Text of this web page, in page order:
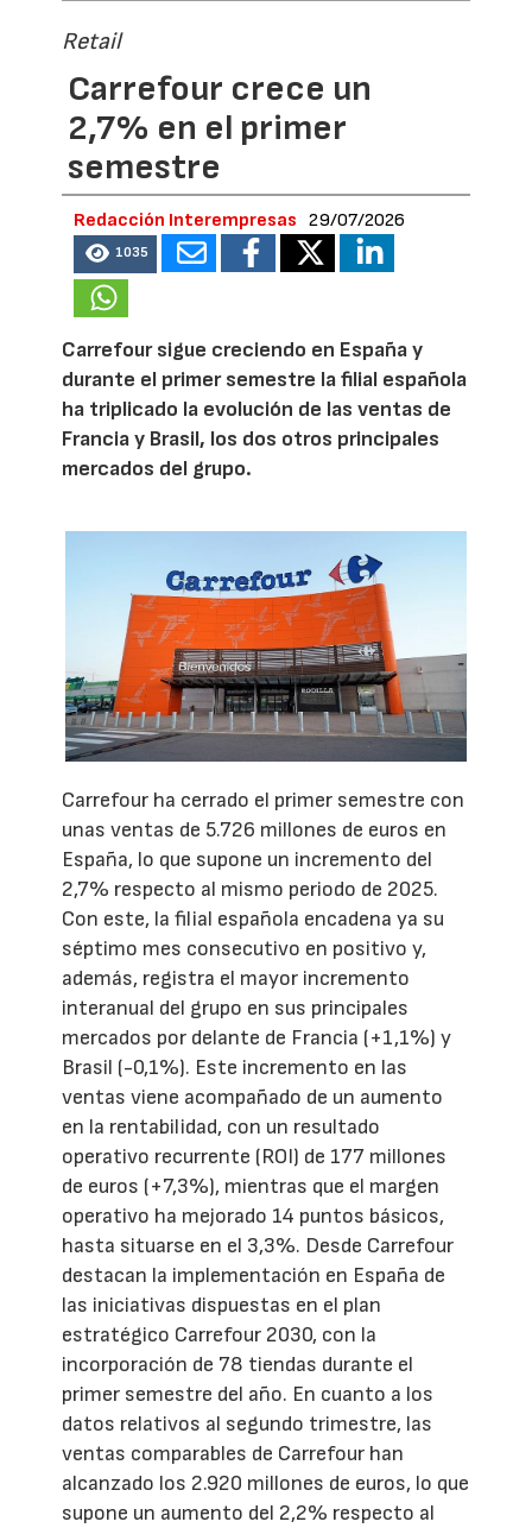
Retail
Carrefour crece un
2,7% en el primer
semestre
Redacción Interempresas 29/07/2026
1035
Carrefour sigue creciendo en España y
durante el primer semestre la filial española
ha triplicado la evolución de las ventas de
Francia y Brasil, los dos otros principales
mercados del grupo.
Carrefour ha cerrado el primer semestre con
unas ventas de 5.726 millones de euros en
España, lo que supone un incremento del
2,7% respecto al mismo periodo de 2025.
Con este, la filial española encadena ya su
séptimo mes consecutivo en positivo y,
además, registra el mayor incremento
interanual del grupo en sus principales
mercados por delante de Francia (+1,1%) y
Brasil (-0,1%). Este incremento en las
ventas viene acompañado de un aumento
en la rentabilidad, con un resultado
operativo recurrente (ROI) de 177 millones
de euros (+7,3%), mientras que el margen
operativo ha mejorado 14 puntos básicos,
hasta situarse en el 3,3%. Desde Carrefour
destacan la implementación en España de
las iniciativas dispuestas en el plan
estratégico Carrefour 2030, con la
incorporación de 78 tiendas durante el
primer semestre del año. En cuanto a los
datos relativos al segundo trimestre, las
ventas comparables de Carrefour han
alcanzado los 2.920 millones de euros, lo que
supone un aumento del 2,2% respecto al